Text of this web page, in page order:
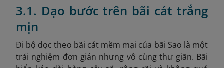
3.1. Dạo bước trên bãi cát trắng
mịn
Đi bộ dọc theo bãi cát mềm mại của bãi Sao là một
trải nghiệm đơn giản nhưng vô cùng thư giãn. Bãi